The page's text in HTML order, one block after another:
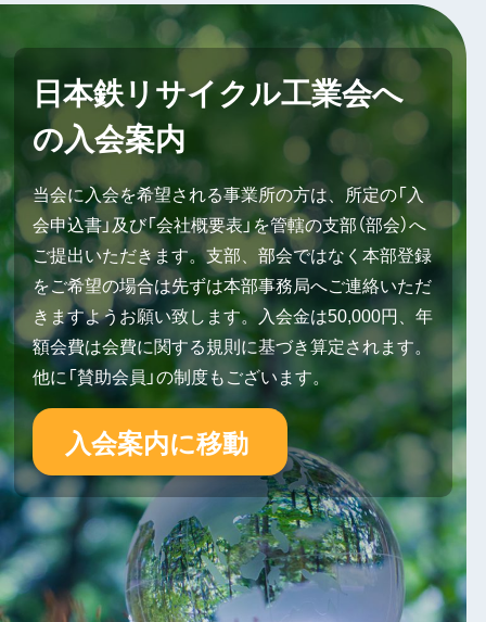
日本鉄リサイクル工業会へ
の入会案内
当会に入会を希望される事業所の方は、所定の「入
会申込書」及び「会社概要表」を管轄の支部（部会）へ
ご提出いただきます。支部、部会ではなく本部登録
をご希望の場合は先ずは本部事務局へご連絡いただ
きますようお願い致します。入会金は50,000円、年
額会費は会費に関する規則に基づき算定されます。
他に「賛助会員」の制度もございます。
入会案内に移動